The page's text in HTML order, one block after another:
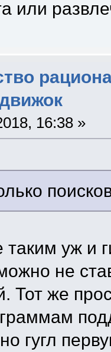
или
16:38 »
уж и
не
Тот же
гугл